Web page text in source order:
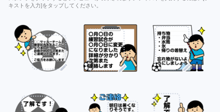
キストを入力]をタップしてください。